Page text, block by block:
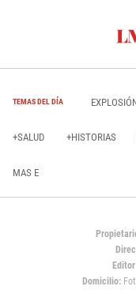
TEMAS DEL DÍA
+SALUD +HISTORIAS
MAS E
Domicilio: